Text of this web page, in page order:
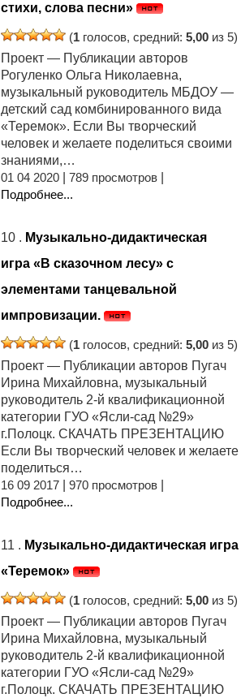
стихи, слова песни»
(1 голосов, средний: 5,00 из 5)
Проект — Публикации авторов
Рогуленко Ольга Николаевна,
музыкальный руководитель МБДОУ —
детский сад комбинированного вида
«Теремок». Если Вы творческий
человек и желаете поделиться своими
знаниями,…
01 04 2020
789 просмотров
Подробнее...
10 . Музыкально-дидактическая
игра «В сказочном лесу» с
элементами танцевальной
импровизации.
(1 голосов, средний: 5,00 из 5)
Проект — Публикации авторов Пугач
Ирина Михайловна, музыкальный
руководитель 2-й квалификационной
категории ГУО «Ясли-сад №29»
г.Полоцк. СКАЧАТЬ ПРЕЗЕНТАЦИЮ
Если Вы творческий человек и желаете
поделиться…
16 09 2017
970 просмотров
Подробнее...
11 . Музыкально-дидактическая игра
«Теремок»
(1 голосов, средний: 5,00 из 5)
Проект — Публикации авторов Пугач
Ирина Михайловна, музыкальный
руководитель 2-й квалификационной
категории ГУО «Ясли-сад №29»
г.Полоцк. СКАЧАТЬ ПРЕЗЕНТАЦИЮ